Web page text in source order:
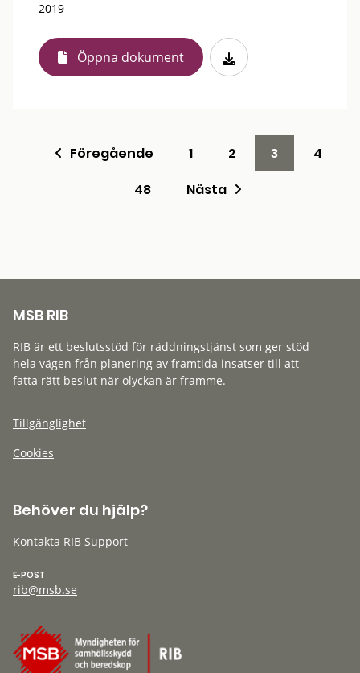
2019
Öppna dokument
Föregående 1 2 3
4
48
Nästa
MSB RIB
RIB är ett beslutsstöd för räddningstjänst som ger stöd
hela vägen från planering av framtida insatser till att
fatta rätt beslut när olyckan är framme.
Tillgänglighet
Cookies
Behöver du hjälp?
Kontakta RIB Support
E-POST
rib@msb.se